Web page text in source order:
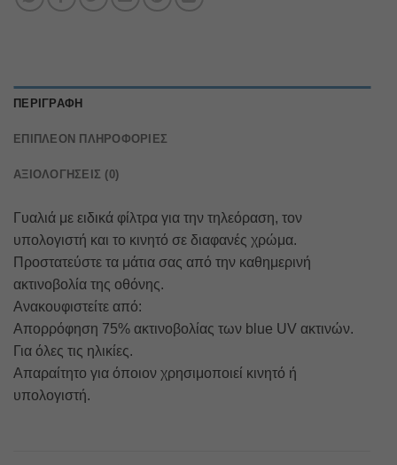
ΠΕΡΙΓΡΑΦΉ
ΕΠΙΠΛΈΟΝ ΠΛΗΡΟΦΟΡΊΕΣ
ΑΞΙΟΛΟΓΉΣΕΙΣ (0)
Γυαλιά με ειδικά φίλτρα για την τηλεόραση, τον
υπολογιστή και το κινητό σε διαφανές χρώμα.
Προστατεύστε τα μάτια σας από την καθημερινή
ακτινοβολία της οθόνης.
Ανακουφιστείτε από:
Απορρόφηση 75% ακτινοβολίας των blue UV ακτινών.
Για όλες τις ηλικίες.
Απαραίτητο για όποιον χρησιμοποιεί κινητό ή
υπολογιστή.